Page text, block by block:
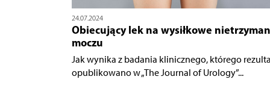
24.07.2024
Obiecujący lek na wysiłkowe
moczu
Jak wynika z badania klinicznego, którego
opublikowano w „The Journal of Urology”...